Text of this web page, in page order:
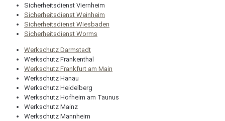
Sicherheitsdienst Viernheim
Sicherheitsdienst Weinheim
Sicherheitsdienst Wiesbaden
Sicherheitsdienst Worms
Werkschutz Darmstadt
Werkschutz Frankenthal
Werkschutz Frankfurt am Main
Werkschutz Hanau
Werkschutz Heidelberg
Werkschutz Hofheim am Taunus
Werkschutz Mainz
Werkschutz Mannheim